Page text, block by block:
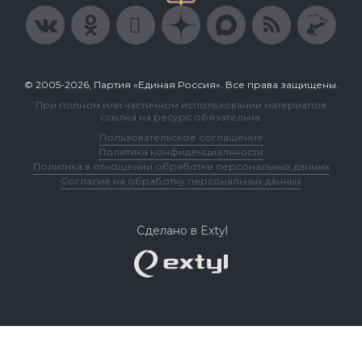
© 2005-2026, Партия «Единая Россия». Все права защищены.
При полном или частичном использовании материалов
ссылка на ресурс обязательна.
Пользовательское соглашение
Политика конфиденциальности
Политика в отношении обработки персональных данных
Согласие на обработку персональных данных
Сделано в Extyl